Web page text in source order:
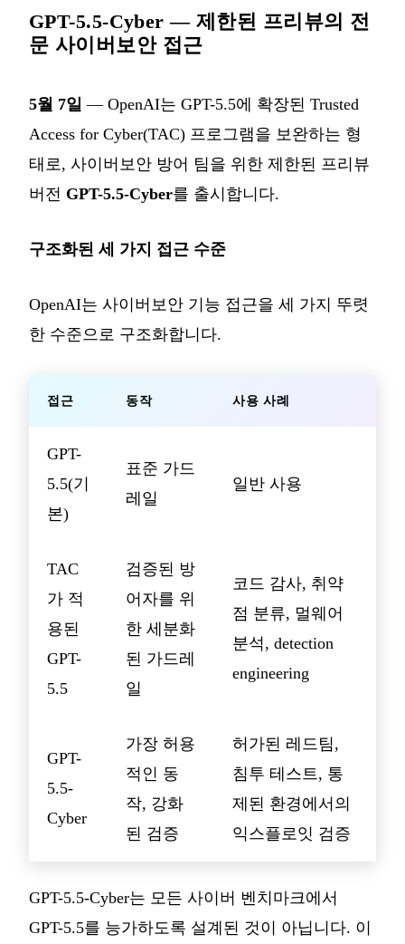
GPT-5.5-Cyber — 제한된 프리뷰의 전
문 사이버보안 접근
5월 7일 — OpenAI는 GPT-5.5에 확장된 Trusted
Access for Cyber(TAC) 프로그램을 보완하는 형
태로, 사이버보안 방어 팀을 위한 제한된 프리뷰
버전 GPT-5.5-Cyber를 출시합니다.
구조화된 세 가지 접근 수준
OpenAI는 사이버보안 기능 접근을 세 가지 뚜렷
한 수준으로 구조화합니다.
접근 동작 사용 사례
GPT-
5.5(기
본)
표준 가드
레일
일반 사용
TAC
가 적
용된
GPT-
5.5
검증된 방
어자를 위
한 세분화
된 가드레
일
코드 감사, 취약
점 분류, 멀웨어
분석, detection
engineering
GPT-
5.5-
Cyber
가장 허용
적인 동
작, 강화
된 검증
허가된 레드팀,
침투 테스트, 통
제된 환경에서의
익스플로잇 검증
GPT-5.5-Cyber는 모든 사이버 벤치마크에서
GPT-5.5를 능가하도록 설계된 것이 아닙니다. 이